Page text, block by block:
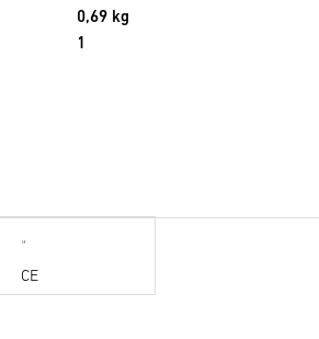
0,69 kg
1
CE